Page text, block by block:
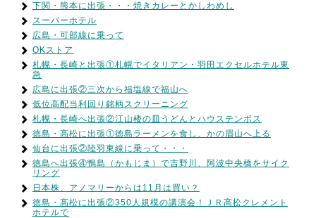
下関・熊本に出張・・・焼きカレーとかしわめし
スーパーホテル
広島・可部線に乗って
OKストア
札幌・長崎と出張①札幌でイタリアン・羽田エクセルホテル東
急
広島に出張②三次から福塩線で福山へ
低位高配当利回り銘柄スクリーニング
札幌・長崎へ出張②江山楼の皿うどんとハウステンボス
徳島・高松に出張①徳島ラーメンを食し、かの眉山へ上る
仙台に出張②陸羽東線に乗って・・・
徳島へ出張④鴨島（かもじま）で吉野川、阿波中央橋をサイク
リング
日本株、アノマリーからは11月は買い？
徳島・高松に出張②350人規模の講演会！ＪＲ高松クレメント
ホテルで